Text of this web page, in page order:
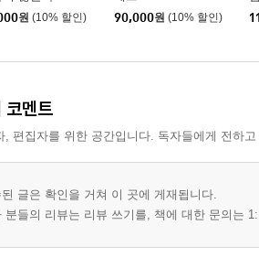
원 (10% 할인) 90,000원 (10% 할인)
코멘트
, 편집자를 위한 공간입니다. 독자들에게 전하
된 글은 확인을 거쳐 이 곳에 게재됩니다.
분들의 리뷰는 리뷰 쓰기를, 책에 대한 문의는